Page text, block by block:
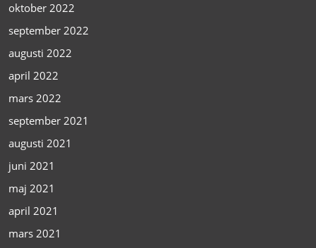
oktober 2022
september 2022
augusti 2022
april 2022
mars 2022
september 2021
augusti 2021
juni 2021
maj 2021
april 2021
mars 2021